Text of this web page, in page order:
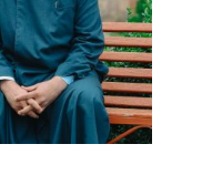
k p
p